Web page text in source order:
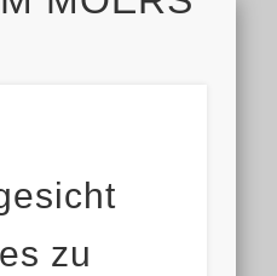
& VEREIN
DANK!
zu